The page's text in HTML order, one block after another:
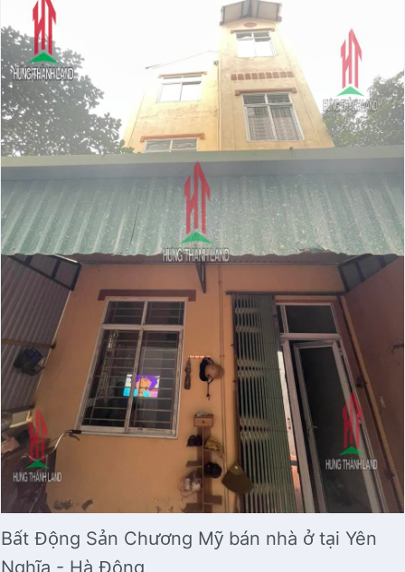
Bất Động Sản Chương Mỹ bán nhà ở tại Yên
Nghĩa - Hà Đông